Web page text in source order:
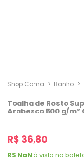
Shop Cama > Banho >
Toalha de Rosto
Arabesco 500 g/m²
R$ 36,80
R$ NaNà vista no